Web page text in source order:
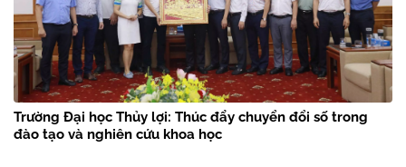
Trường Đại học Thủy lợi: Thúc đẩy chuyển đổi số trong
đào tạo và nghiên cứu khoa học